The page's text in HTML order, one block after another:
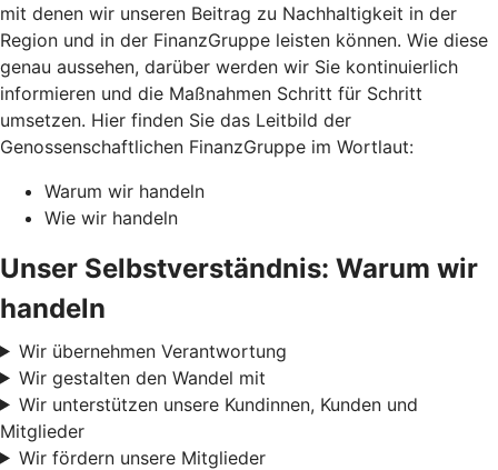
mit denen wir unseren Beitrag zu Nachhaltigkeit in der
Region und in der FinanzGruppe leisten können. Wie diese
genau aussehen, darüber werden wir Sie kontinuierlich
informieren und die Maßnahmen Schritt für Schritt
umsetzen. Hier finden Sie das Leitbild der
Genossenschaftlichen FinanzGruppe im Wortlaut:
Warum wir handeln
Wie wir handeln
Unser Selbstverständnis: Warum wir
handeln
Wir übernehmen Verantwortung
Wir gestalten den Wandel mit
Wir unterstützen unsere Kundinnen, Kunden und
Mitglieder
Wir fördern unsere Mitglieder